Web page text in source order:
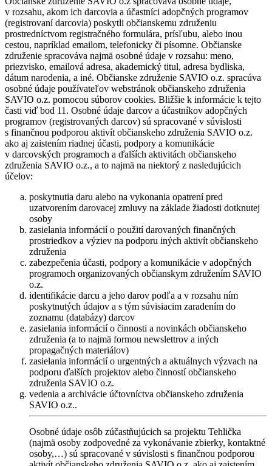
v rozsahu, akom ich darcovia a účastníci adopčných programov
(registrovaní darcovia) poskytli občianskemu združeniu
prostredníctvom registračného formulára, prísľubu, alebo inou
cestou, napríklad emailom, telefonicky či písomne. Občianske
združenie spracováva najmä osobné údaje v rozsahu: meno,
priezvisko, emailová adresa, akademický titul, adresa bydliska,
dátum narodenia, a iné. Občianske združenie SAVIO o.z. spracúva
osobné údaje používateľov webstránok občianskeho združenia
SAVIO o.z. pomocou súborov cookies. Bližšie k informácie k tejto
časti viď bod 11. Osobné údaje darcov a účastníkov adopčných
programov (registrovaných darcov) sú spracované v súvislosti
s finančnou podporou aktivít občianskeho združenia SAVIO o.z.
ako aj zaistením riadnej účasti, podpory a komunikácie
v darcovských programoch a ďalších aktivitách občianskeho
združenia SAVIO o.z., a to najmä na niektorý z nasledujúcich
účelov:
poskytnutia daru alebo na vykonania opatrení pred
uzatvorením darovacej zmluvy na základe žiadosti dotknutej
osoby
zasielania informácií o použití darovaných finančných
prostriedkov a výziev na podporu iných aktivít občianskeho
združenia
zabezpečenia účasti, podpory a komunikácie v adopčných
programoch organizovaných občianskym združením SAVIO
o.z.
identifikácie darcu a jeho darov podľa a v rozsahu ním
poskytnutých údajov a s tým súvisiacim zaradením do
zoznamu (databázy) darcov
zasielania informácií o činnosti a novinkách občianskeho
združenia (a to najmä formou newslettrov a iných
propagačných materiálov)
zasielania informácií o urgentných a aktuálnych výzvach na
podporu ďalších projektov alebo činností občianskeho
združenia SAVIO o.z.
vedenia a archivácie účtovníctva občianskeho združenia
SAVIO o.z..
Osobné údaje osôb zúčastňujúcich sa projektu Tehlička
(najmä osoby zodpovedné za vykonávanie zbierky, kontaktné
osoby,…) sú spracované v súvislosti s finančnou podporou